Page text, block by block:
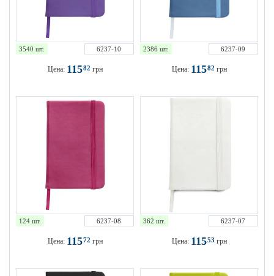
3540 шт. 6237-10
Цена: 11582 грн
2386 шт. 6237-09
Цена: 11582 грн
124 шт. 6237-08
Цена: 11572 грн
362 шт. 6237-07
Цена: 11553 грн